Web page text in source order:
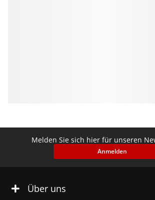
Melden Sie sich hier für unseren
Anmelden
Über uns